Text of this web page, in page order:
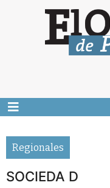
Regionales
SOCIEDA D